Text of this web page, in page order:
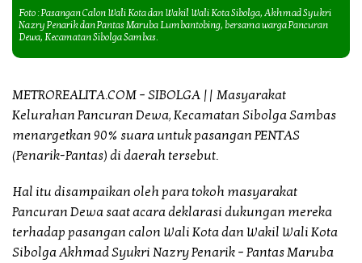
Foto : Pasangan Calon Wali Kota dan Wakil Wali Kota Sibolga, Akhmad Syukri
Nazry Penarik dan Pantas Maruba Lumbantobing, bersama warga Pancuran
Dewa, Kecamatan Sibolga Sambas.
METROREALITA.COM – SIBOLGA || Masyarakat
Kelurahan Pancuran Dewa, Kecamatan Sibolga Sambas
menargetkan 90% suara untuk pasangan PENTAS
(Penarik-Pantas) di daerah tersebut.
Hal itu disampaikan oleh para tokoh masyarakat
Pancuran Dewa saat acara deklarasi dukungan mereka
terhadap pasangan calon Wali Kota dan Wakil Wali Kota
Sibolga Akhmad Syukri Nazry Penarik – Pantas Maruba